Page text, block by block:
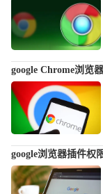
google Chrome浏览
google浏览器插件权